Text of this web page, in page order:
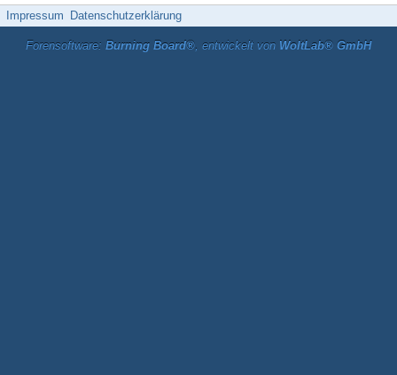
Impressum Datenschutzerklärung
Forensoftware: Burning Board®, entwickelt von WoltLab® GmbH